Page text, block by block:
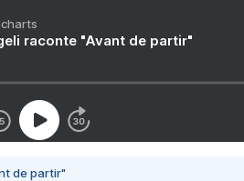
raconte "Avant de partir"
de partir"